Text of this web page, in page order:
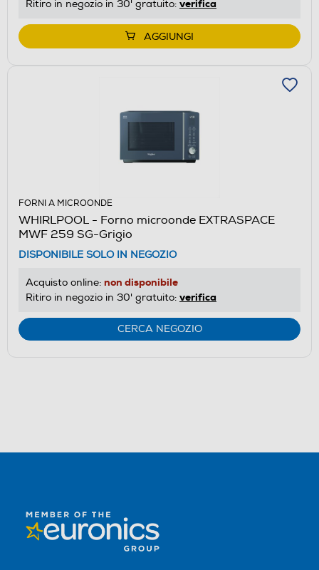
Ritiro in negozio in 30' gratuito: verifica
AGGIUNGI
FORNI A MICROONDE
WHIRLPOOL - Forno microonde EXTRASPACE
MWF 259 SG-Grigio
DISPONIBILE SOLO IN NEGOZIO
Acquisto online: non disponibile
Ritiro in negozio in 30' gratuito: verifica
CERCA NEGOZIO